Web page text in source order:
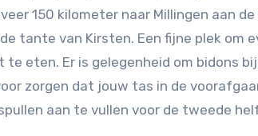
150 kilometer naar Millingen aan
tante van Kirsten. Een fijne plek om
te eten. Er is gelegenheid om bidons
zorgen dat jouw tas in de
aan te vullen voor de tweede